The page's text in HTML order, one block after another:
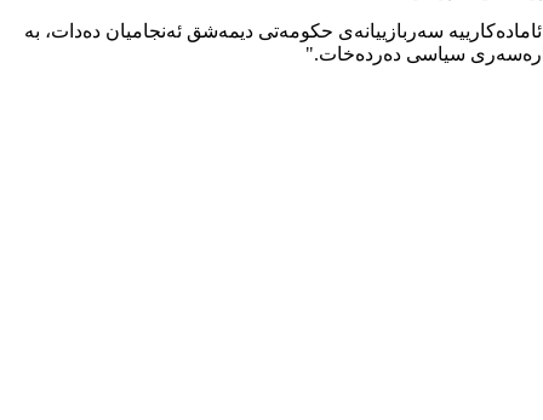
سەربازییانەی حکومەتی دیمەشق ئەنجامیان دەدات، بە
چارەسەری سیاسی دەردەخات."